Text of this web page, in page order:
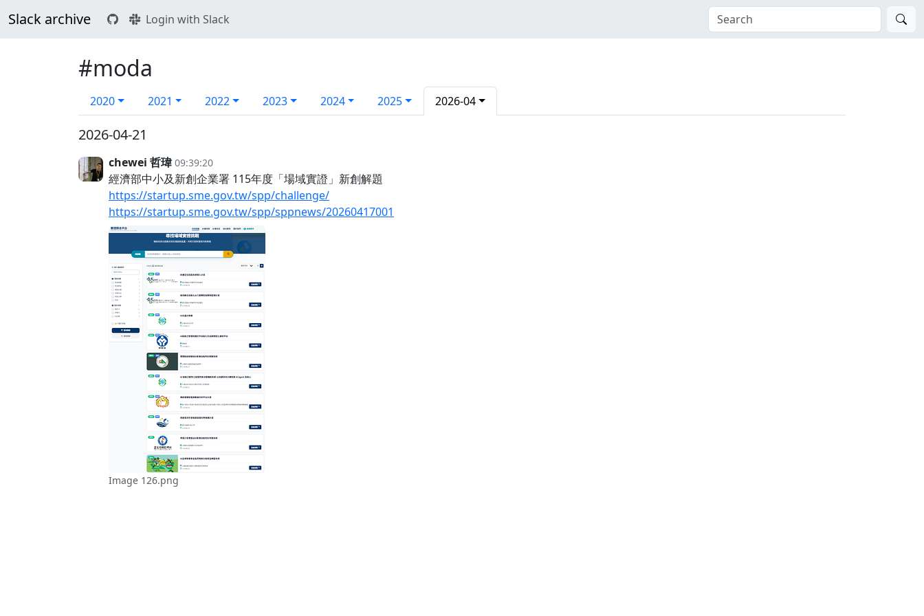
Slack archive Login with Slack
#moda
2020 2021 2022 2023 2024 2025 2026-04
2026-04-21
chewei 哲瑋 09:39:20
經濟部中小及新創企業署 115年度「場域實證」新創解題
https://startup.sme.gov.tw/spp/challenge/
https://startup.sme.gov.tw/spp/sppnews/20260417001
Image 126.png